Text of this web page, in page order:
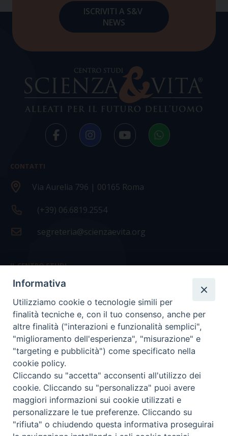
CONTATTI
Via Aurelia 796 | 00165 Roma
(+39) 06.6819.2554
segreteria@scienzaevita.org
IL CENTRO STUDI
La nostra storia
Statuto
Presidenza e ufficio presidenza
Consiglio scientifico
Coordinamento nazionale
COPYRIGHT Scienza & Vita - C.F96600690588- Tutti i
Informativa
Utilizziamo cookie o tecnologie simili per
finalità tecniche e, con il tuo consenso, anche per
altre finalità ("interazioni e funzionalità semplici",
"miglioramento dell'esperienza", "misurazione" e
"targeting e pubblicità") come specificato nella
cookie policy.
Cliccando su "accetta" acconsenti all'utilizzo dei
cookie. Cliccando su "personalizza" puoi avere
maggiori informazioni sui cookie utilizzati e
personalizzare le tue preferenze. Cliccando su
"rifiuta" o chiudendo questa informativa proseguirai